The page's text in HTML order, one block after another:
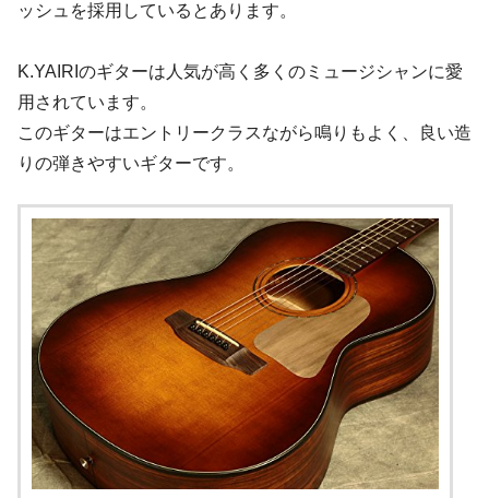
ッシュを採用しているとあります。
K.YAIRIのギターは人気が高く多くのミュージシャンに愛
用されています。
このギターはエントリークラスながら鳴りもよく、良い造
りの弾きやすいギターです。